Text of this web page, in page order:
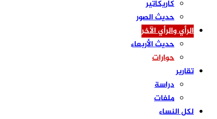
كاريكاتير
حديث الصور
الرأي والرأي الآخر
حديث الأربعاء
حوارات
تقارير
دراسة
ملفات
لكل النساء